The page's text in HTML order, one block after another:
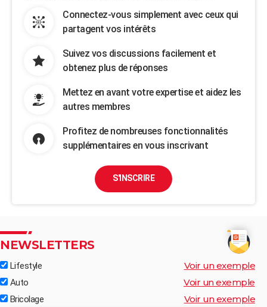
Connectez-vous simplement avec ceux qui
partagent vos intérêts
Suivez vos discussions facilement et
obtenez plus de réponses
Mettez en avant votre expertise et aidez les
autres membres
Profitez de nombreuses fonctionnalités
supplémentaires en vous inscrivant
S'INSCRIRE
NEWSLETTERS
Lifestyle Voir un exemple
Auto Voir un exemple
Bricolage Voir un exemple